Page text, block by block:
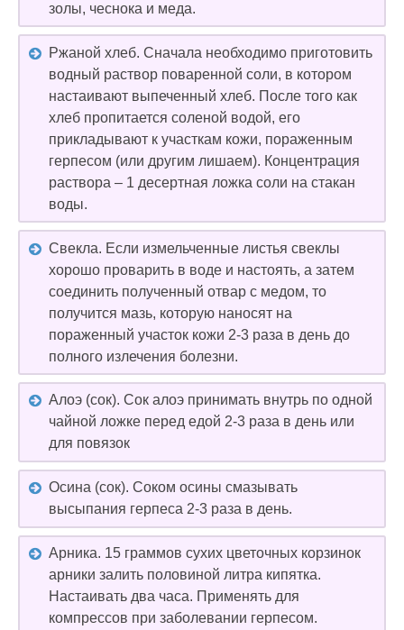
золы, чеснока и меда.
Ржаной хлеб. Сначала необходимо приготовить
водный раствор поваренной соли, в котором
настаивают выпеченный хлеб. После того как
хлеб пропитается соленой водой, его
прикладывают к участкам кожи, пораженным
герпесом (или другим лишаем). Концентрация
раствора – 1 десертная ложка соли на стакан
воды.
Свекла. Если измельченные листья свеклы
хорошо проварить в воде и настоять, а затем
соединить полученный отвар с медом, то
получится мазь, которую наносят на
пораженный участок кожи 2-3 раза в день до
полного излечения болезни.
Алоэ (сок). Сок алоэ принимать внутрь по одной
чайной ложке перед едой 2-3 раза в день или
для повязок
Осина (сок). Соком осины смазывать
высыпания герпеса 2-3 раза в день.
Арника. 15 граммов сухих цветочных корзинок
арники залить половиной литра кипятка.
Настаивать два часа. Применять для
компрессов при заболевании герпесом.